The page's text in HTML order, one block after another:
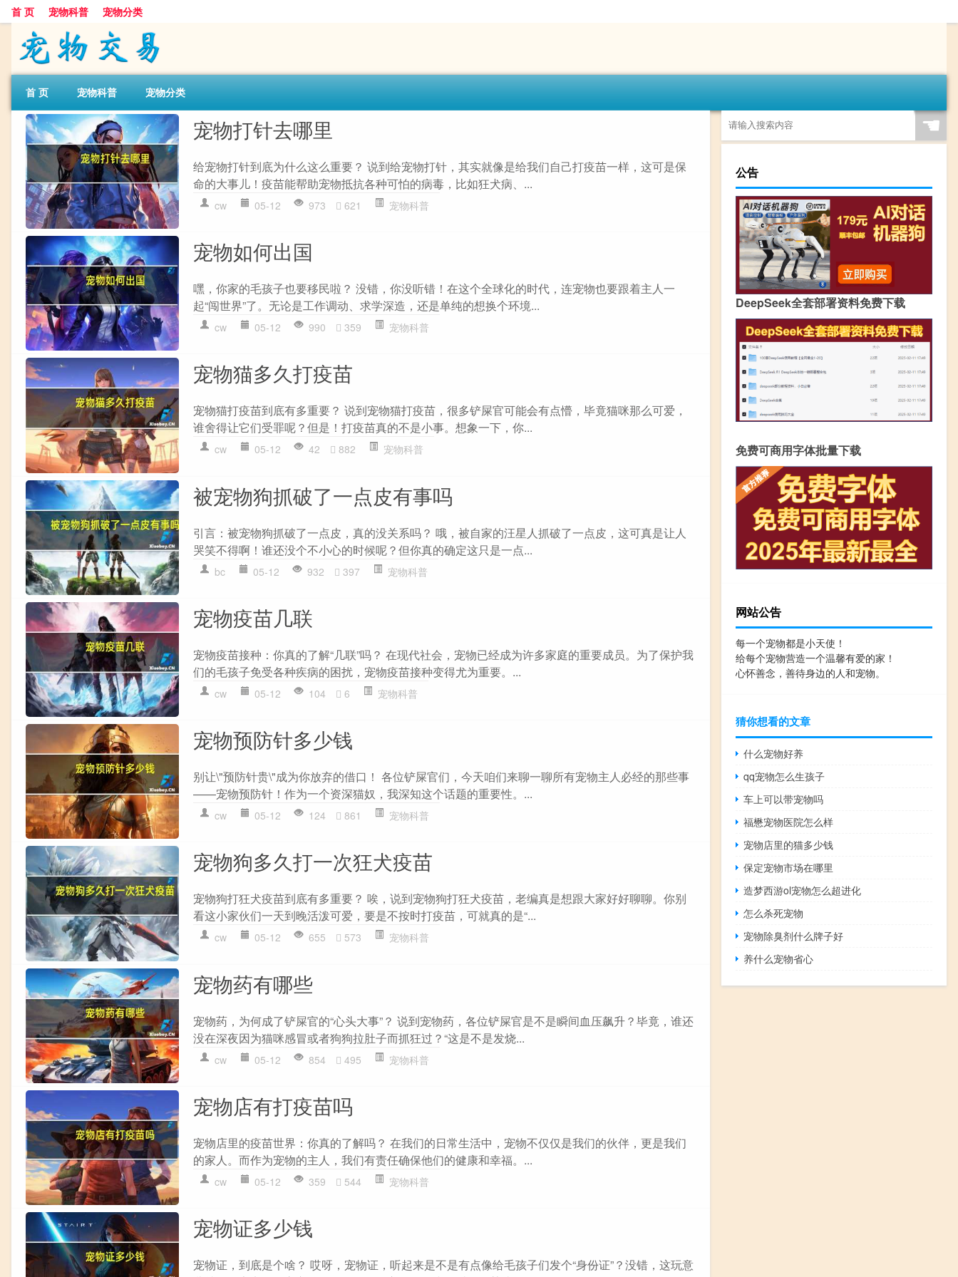
首 页 宠物科普 宠物分类
首 页 宠物科普 宠物分类
宠物打针去哪里
给宠物打针到底为什么这么重要？ 说到给宠物打针，其实就像是给我们自己打疫苗一样，这可是保
命的大事儿！疫苗能帮助宠物抵抗各种可怕的病毒，比如狂犬病、...
cw 05-12 973 621 宠物科普
宠物如何出国
嘿，你家的毛孩子也要移民啦？ 没错，你没听错！在这个全球化的时代，连宠物也要跟着主人一
起“闯世界”了。无论是工作调动、求学深造，还是单纯的想换个环境...
cw 05-12 990 359 宠物科普
宠物猫多久打疫苗
宠物猫打疫苗到底有多重要？ 说到宠物猫打疫苗，很多铲屎官可能会有点懵，毕竟猫咪那么可爱，
谁舍得让它们受罪呢？但是！打疫苗真的不是小事。想象一下，你...
cw 05-12 42 882 宠物科普
被宠物狗抓破了一点皮有事吗
引言：被宠物狗抓破了一点皮，真的没关系吗？ 哦，被自家的汪星人抓破了一点皮，这可真是让人
哭笑不得啊！谁还没个不小心的时候呢？但你真的确定这只是一点...
bc 05-12 932 397 宠物科普
宠物疫苗几联
宠物疫苗接种：你真的了解“几联”吗？ 在现代社会，宠物已经成为许多家庭的重要成员。为了保护我
们的毛孩子免受各种疾病的困扰，宠物疫苗接种变得尤为重要。...
cw 05-12 104 6 宠物科普
宠物预防针多少钱
别让\"预防针贵\"成为你放弃的借口！ 各位铲屎官们，今天咱们来聊一聊所有宠物主人必经的那些事
——宠物预防针！作为一个资深猫奴，我深知这个话题的重要性。...
cw 05-12 124 861 宠物科普
宠物狗多久打一次狂犬疫苗
宠物狗打狂犬疫苗到底有多重要？ 唉，说到宠物狗打狂犬疫苗，老编真是想跟大家好好聊聊。你别
看这小家伙们一天到晚活泼可爱，要是不按时打疫苗，可就真的是“...
cw 05-12 655 573 宠物科普
宠物药有哪些
宠物药，为何成了铲屎官的“心头大事”？ 说到宠物药，各位铲屎官是不是瞬间血压飙升？毕竟，谁还
没在深夜因为猫咪感冒或者狗狗拉肚子而抓狂过？“这是不是发烧...
cw 05-12 854 495 宠物科普
宠物店有打疫苗吗
宠物店里的疫苗世界：你真的了解吗？ 在我们的日常生活中，宠物不仅仅是我们的伙伴，更是我们
的家人。而作为宠物的主人，我们有责任确保他们的健康和幸福。...
cw 05-12 359 544 宠物科普
宠物证多少钱
宠物证，到底是个啥？ 哎呀，宠物证，听起来是不是有点像给毛孩子们发个“身份证”？没错，这玩意
☚
公告
DeepSeek全套部署资料免费下载
免费可商用字体批量下载
网站公告
每一个宠物都是小天使！
给每个宠物营造一个温馨有爱的家！
心怀善念，善待身边的人和宠物。
猜你想看的文章
什么宠物好养
qq宠物怎么生孩子
车上可以带宠物吗
福懋宠物医院怎么样
宠物店里的猫多少钱
保定宠物市场在哪里
造梦西游ol宠物怎么超进化
怎么杀死宠物
宠物除臭剂什么牌子好
养什么宠物省心